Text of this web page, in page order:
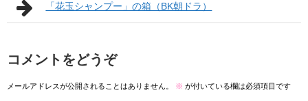
「花玉シャンプー」の箱（BK朝ドラ）
コメントをどうぞ
メールアドレスが公開されることはありません。 ※ が付いている欄は必須項目です